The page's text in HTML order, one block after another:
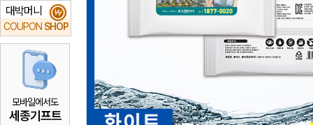
대박머니
COUPON SHOP
₩
모바일에서도
세종기프트